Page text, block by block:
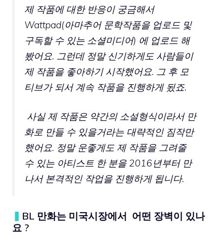
제 작품에 대한 반응이 궁금해서
Wattpad(아마추어 문학작품을 업로드 및
구독할 수 있는 소셜미디어) 에 업로드 해
봤어요. 그런데 정말 신기하게도 사람들이
제 작품을 좋아하기 시작했어요. 그 후 모
티브가 되서 계속 작품을 진행하게 됬죠.
사실 제 작품은 약간의 소설형식이라서 만
화로 만들 수 있을거라는 대략적인 짐작만
했어요. 정말 운좋게도 제 작품을 그려줄
수 있는 아티스트 한 분을 2016년부터 만
나서 본격적인 작업을 진행하게 됩니다.
▍ BL 만화는 미국시장에서 어떤 장벽이 있나
요 ?